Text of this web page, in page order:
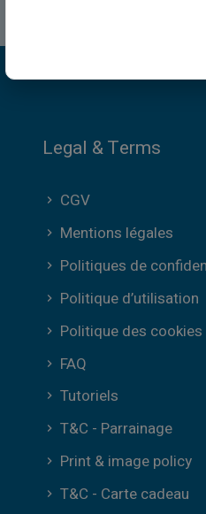
Legal & Terms
CGV
Mentions légales
Politiques de
Politique d’utilisation
Politique des cookies
FAQ
Tutoriels
T&C - Parrainage
Print & image policy
T&C - Carte cadeau